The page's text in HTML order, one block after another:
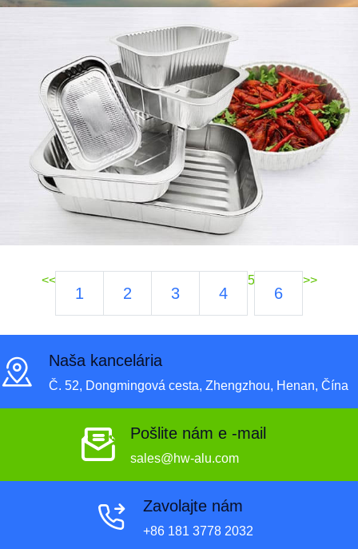
<<
1 2 3 4
5
6
>>
Naša kancelária
Č. 52, Dongmingová cesta, Zhengzhou, Henan, Čína
Pošlite nám e -mail
sales@hw-alu.com
Zavolajte nám
+86 181 3778 2032